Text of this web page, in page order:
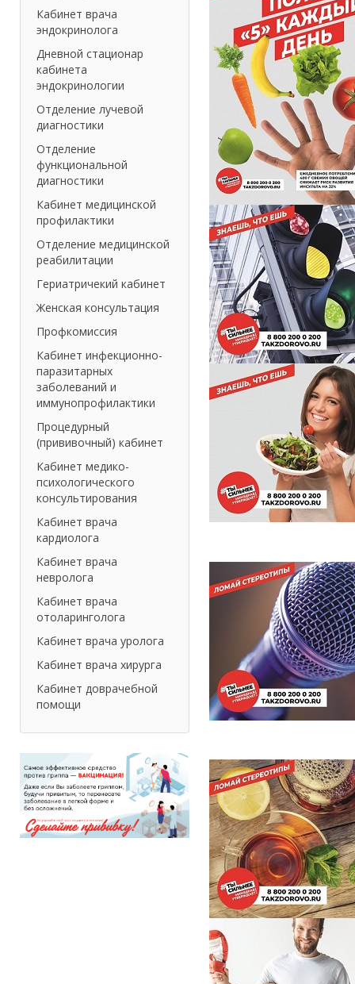
Кабинет врача
эндокринолога
Дневной стационар
кабинета
эндокринологии
Отделение лучевой
диагностики
Отделение
функциональной
диагностики
Кабинет медицинской
профилактики
Отделение медицинской
реабилитации
Гериатричекий кабинет
Женская консультация
Профкомиссия
Кабинет инфекционно-
паразитарных
заболеваний и
иммунопрофилактики
Процедурный
(прививочный) кабинет
Кабинет медико-
психологического
консультирования
Кабинет врача
кардиолога
Кабинет врача
невролога
Кабинет врача
отоларинголога
Кабинет врача уролога
Кабинет врача хирурга
Кабинет доврачебной
помощи